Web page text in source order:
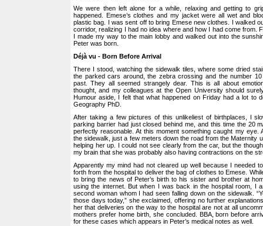
We were then left alone for a while, relaxing and getting to
happened. Emese’s clothes and my jacket were all wet and
plastic bag. I was sent off to bring Emese new clothes. I walked
corridor, realizing I had no idea where and how I had come from.
I made my way to the main lobby and walked out into the
Peter was born.
Déjà vu - Born Before Arrival
There I stood, watching the sidewalk tiles, where some dried
the parked cars around, the zebra crossing and the number
past. They all seemed strangely dear. This is all about
thought, and my colleagues at the Open University should
Humour aside, I felt that what happened on Friday had a lot to
Geography PhD.
After taking a few pictures of this unlikeliest of birthplaces, I
parking barrier had just closed behind me, and this time the 20
perfectly reasonable. At this moment something caught my eye.
the sidewalk, just a few meters down the road from the Maternity
helping her up. I could not see clearly from the car, but the
my brain that she was probably also having contractions on the
Apparently my mind had not cleared up well because I needed
forth from the hospital to deliver the bag of clothes to Emese.
to bring the news of Peter’s birth to his sister and brother at
using the internet. But when I was back in the hospital room, I
second woman whom I had seen falling down on the sidewalk.
those days today,” she exclaimed, offering no further
her that deliveries on the way to the hospital are not at all
mothers prefer home birth, she concluded. BBA, born before
for these cases which appears in Peter’s medical notes as well.